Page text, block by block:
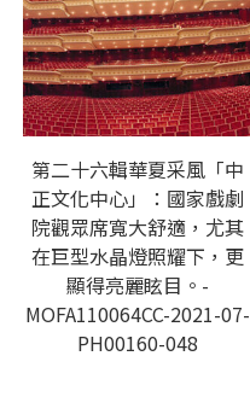
第二十六輯華夏采風「中
正文化中心」：國家戲劇
院觀眾席寬大舒適，尤其
在巨型水晶燈照耀下，更
顯得亮麗眩目。-
MOFA110064CC-2021-07-
PH00160-048